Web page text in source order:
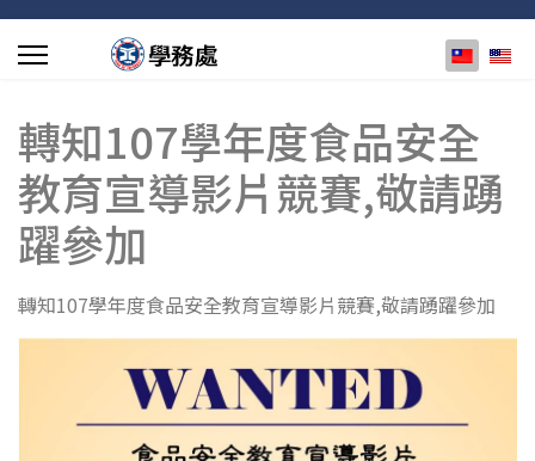
選擇你的
轉知107學年度食品安全
教育宣導影片競賽,敬請踴
躍參加
轉知107學年度食品安全教育宣導影片競賽,敬請踴躍參加